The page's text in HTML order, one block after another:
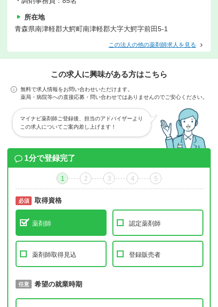
所在地
青森県南津軽郡大鰐町南津軽郡大字大鰐字前田5-1
この法人の他の薬剤師求人を見る
この求人に興味がある方はこちら
無料で求人情報をお問い合わせいただけます。
薬局・病院等への直接応募・問い合わせではありませんのでご安心ください。
マイナビ薬剤師ご登録後、担当のアドバイザーより
この求人についてご案内差し上げます！
1分で登録完了
1 2 3 4 5
必須 取得資格
薬剤師 認定薬剤師
薬剤師取得見込 登録販売者
必須 取得予定年
任意 希望の就業時期